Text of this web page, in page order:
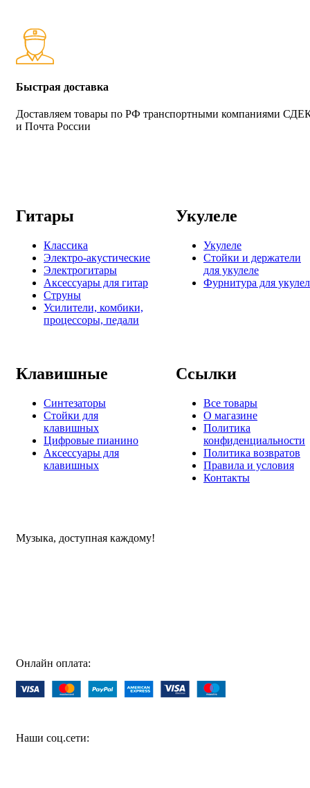
Быстрая доставка
Доставляем товары по РФ транспортными компаниями
и Почта России
Гитары
Классика
Электро-акустические
Электрогитары
Аксессуары для гитар
Струны
Усилители, комбики,
процессоры, педали
Укулеле
Укулеле
Стойки и держатели
для укулеле
Фурнитура для
Клавишные
Синтезаторы
Стойки для
клавишных
Цифровые пианино
Аксессуары для
клавишных
Ссылки
Все товары
О магазине
Политика
конфиденциальности
Политика возвратов
Правила и условия
Контакты
Музыка, доступная каждому!
Онлайн оплата:
Наши соц.сети: